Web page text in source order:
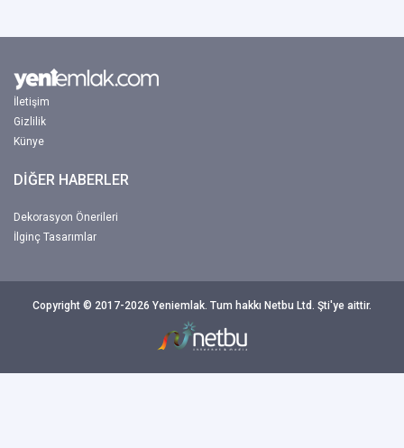
İletişim
Gizlilik
Künye
DİĞER HABERLER
Dekorasyon Önerileri
İlginç Tasarımlar
Copyright © 2017-2026 Yeniemlak. Tum hakkı Netbu Ltd. Şti'ye aittir.